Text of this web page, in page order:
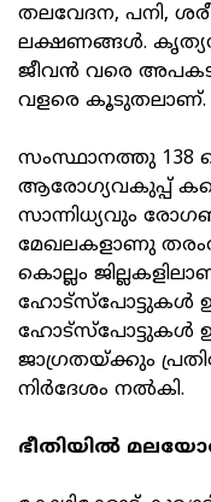
തലവേദന, പനി,
ലക്ഷണങ്ങള്‍.
ജീവന്‍ വരെ
വളരെ കൂടുതലാണ്.
സംസ്ഥാനത്തു 138
ആരോഗ്യവകുപ്പ്
സാന്നിധ്യവും
മേഖലകളാണു
കൊല്ലം
ഹോട്‌സ്‌പോട്ടുകള്‍
ഹോട്‌സ്‌പോട്ടുകള്‍
ജാഗ്രതയ്ക്കും
നിര്‍ദേശം നല്‍കി.
ഭീതിയില്‍